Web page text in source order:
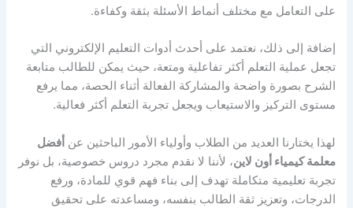
على التعامل مع مختلف أنماط الأسئلة بثقة وكفاءة.
إضافة إلى ذلك، نعتمد على أحدث أدوات التعليم الإلكتروني التي
تجعل عملية التعلم أكثر تفاعلية ومتعة، حيث يمكن للطالب متابعة
الشرح بصورة واضحة والمشاركة الفعالة أثناء الحصة، مما يرفع
مستوى التركيز والاستيعاب ويجعل تجربة التعلم أكثر فعالية.
لهذا يختارنا العديد من الطلاب وأولياء الأمور الباحثين عن أفضل
معلمة كيمياء أون لاين، لأننا لا نقدم مجرد دروس خصوصية، بل نوفر
تجربة تعليمية متكاملة تهدف إلى بناء فهم قوي للمادة، ورفع
الدرجات، وتعزيز ثقة الطالب بنفسه، ومساعدته على تحقيق